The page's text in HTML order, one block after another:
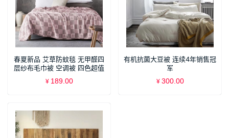
春夏新品 艾草防蚊毯 无甲醛四
层纱布毛巾被 空调被 四色超值
体验
¥ 189.00
有机抗菌大豆被 连续4年销售冠
军
¥ 300.00